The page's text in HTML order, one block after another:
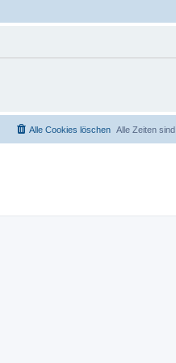
Alle Zeiten sind
Alle Cookies löschen